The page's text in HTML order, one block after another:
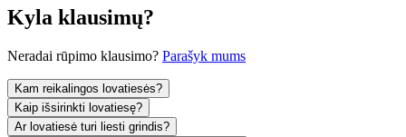
Kyla klausimų?
Neradai rūpimo klausimo? Parašyk mums
Kam reikalingos lovatiesės?
Kaip išsirinkti lovatiesę?
Ar lovatiesė turi liesti grindis?